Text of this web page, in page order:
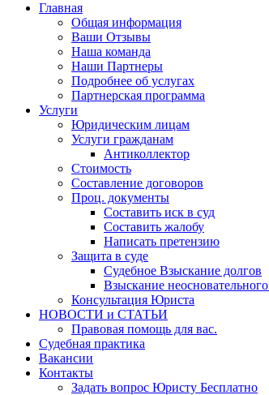
Главная
Общая информация
Ваши Отзывы
Наша команда
Наши Партнеры
Подробнее об услугах
Партнерская программа
Услуги
Юридическим лицам
Услуги гражданам
Антиколлектор
Стоимость
Составление договоров
Проц. документы
Составить иск в суд
Составить жалобу
Написать претензию
Защита в суде
Судебное Взыскание долгов
Взыскание
Консультация Юриста
НОВОСТИ и СТАТЬИ
Правовая помощь для вас.
Судебная практика
Вакансии
Контакты
Задать вопрос Юристу Бесплатно